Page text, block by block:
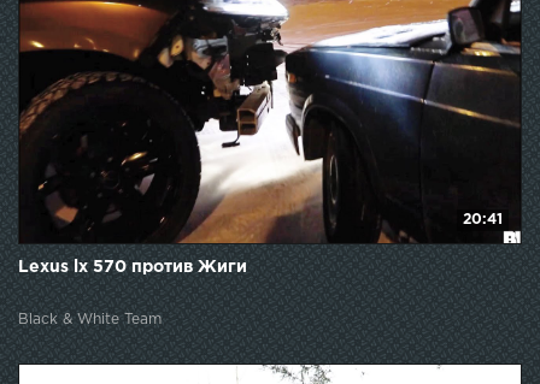
20:41
Lexus lx 570 против Жиги
Black & White Team